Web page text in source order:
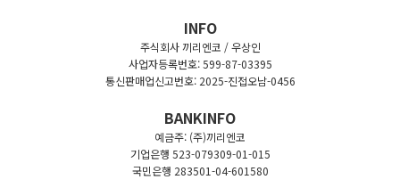
INFO
주식회사 끼리엔코 / 우상인
사업자등록번호: 599-87-03395
통신판매업신고번호: 2025-진접오남-0456
BANKINFO
예금주: (주)끼리엔코
기업은행 523-079309-01-015
국민은행 283501-04-601580